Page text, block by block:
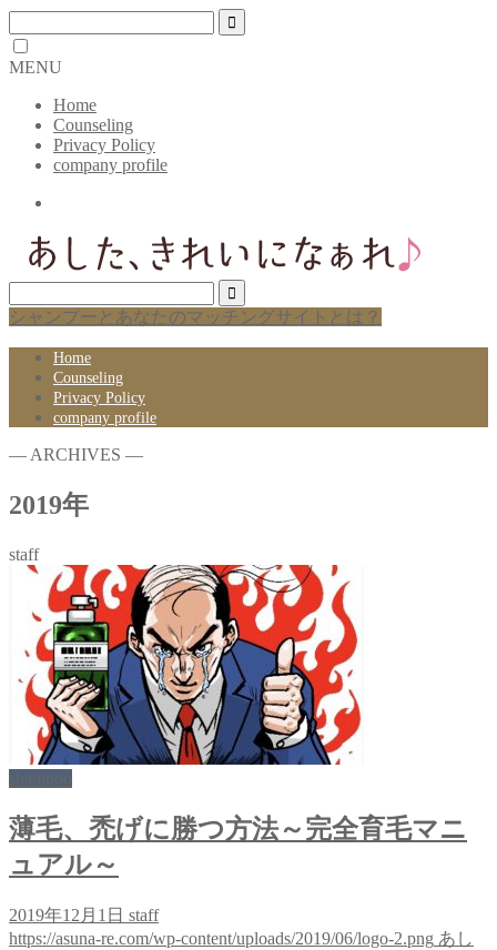
MENU
Home
Counseling
Privacy Policy
company profile
シャンプーとあなたのマッチングサイトとは？
Home
Counseling
Privacy Policy
company profile
― ARCHIVES ―
2019年
staff
薄毛、禿げに勝つ方法～完全育毛マニ
ュアル～
2019年12月1日 staff
https://asuna-re.com/wp-content/uploads/2019/06/logo-2.png あし